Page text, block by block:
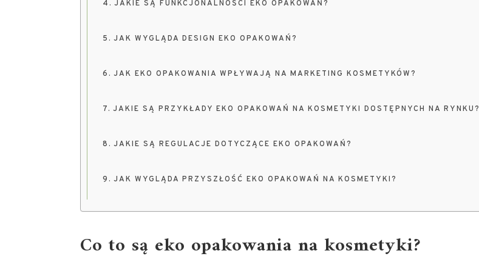
JAKIE SĄ FUNKCJONALNOŚCI EKO OPAKOWAŃ?
JAK WYGLĄDA DESIGN EKO OPAKOWAŃ?
JAK EKO OPAKOWANIA WPŁYWAJĄ NA MARKETING KOSMETYKÓW?
JAKIE SĄ PRZYKŁADY EKO OPAKOWAŃ NA KOSMETYKI DOSTĘPNYCH NA RYNKU?
JAKIE SĄ REGULACJE DOTYCZĄCE EKO OPAKOWAŃ?
JAK WYGLĄDA PRZYSZŁOŚĆ EKO OPAKOWAŃ NA KOSMETYKI?
Co to są eko opakowania na kosmetyki?